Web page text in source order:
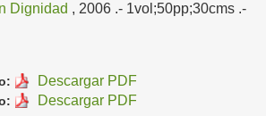
Dignidad , 2006 .- 1vol;50pp;30cms .-
Descargar PDF
Descargar PDF